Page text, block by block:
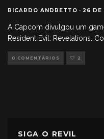
RICARDO ANDRETTO · 26 DE
A Capcom divulgou um
Resident Evil: Revelations.
0 COMENTÁRIOS 2
SIGA O REVIL